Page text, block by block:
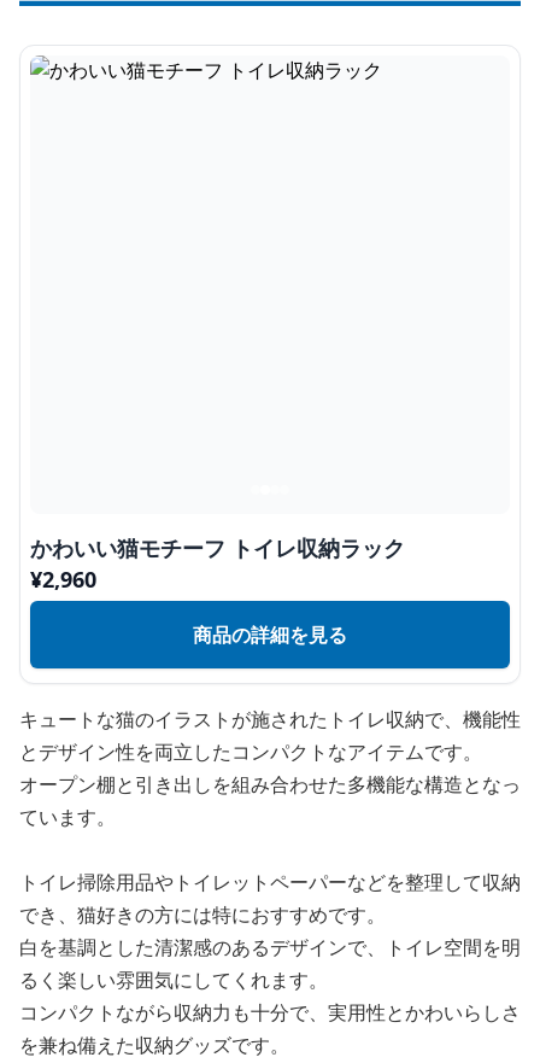
かわいい猫モチーフ トイレ収納ラック
¥2,960
商品の詳細を見る
キュートな猫のイラストが施されたトイレ収納で、機能性
とデザイン性を両立したコンパクトなアイテムです。
オープン棚と引き出しを組み合わせた多機能な構造となっ
ています。
トイレ掃除用品やトイレットペーパーなどを整理して収納
でき、猫好きの方には特におすすめです。
白を基調とした清潔感のあるデザインで、トイレ空間を明
るく楽しい雰囲気にしてくれます。
コンパクトながら収納力も十分で、実用性とかわいらしさ
を兼ね備えた収納グッズです。